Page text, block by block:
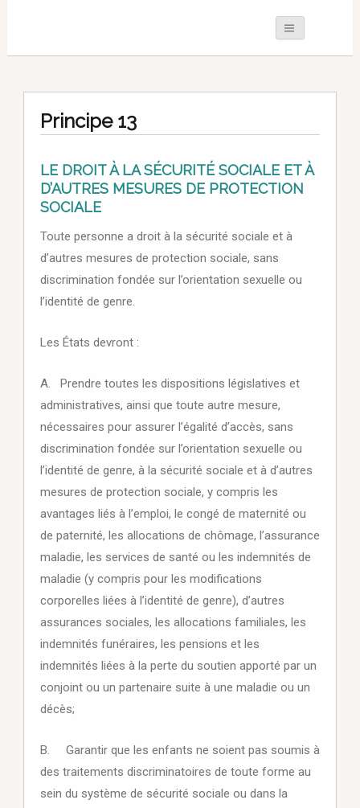
Principe 13
LE DROIT À LA SÉCURITÉ SOCIALE ET À
D’AUTRES MESURES DE PROTECTION
SOCIALE
Toute personne a droit à la sécurité sociale et à
d’autres mesures de protection sociale, sans
discrimination fondée sur l’orientation sexuelle ou
l’identité de genre.
Les États devront :
A. Prendre toutes les dispositions législatives et
administratives, ainsi que toute autre mesure,
nécessaires pour assurer l’égalité d’accès, sans
discrimination fondée sur l’orientation sexuelle ou
l’identité de genre, à la sécurité sociale et à d’autres
mesures de protection sociale, y compris les
avantages liés à l’emploi, le congé de maternité ou
de paternité, les allocations de chômage, l’assurance
maladie, les services de santé ou les indemnités de
maladie (y compris pour les modifications
corporelles liées à l’identité de genre), d’autres
assurances sociales, les allocations familiales, les
indemnités funéraires, les pensions et les
indemnités liées à la perte du soutien apporté par un
conjoint ou un partenaire suite à une maladie ou un
décès;
B. Garantir que les enfants ne soient pas soumis à
des traitements discriminatoires de toute forme au
sein du système de sécurité sociale ou dans la